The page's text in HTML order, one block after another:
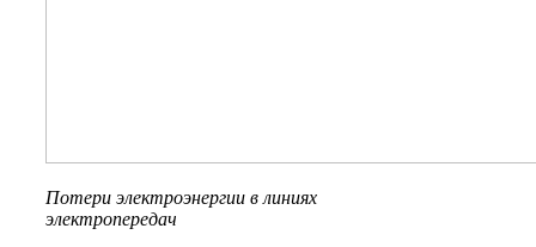
Потери электроэнергии в линиях
электропередач